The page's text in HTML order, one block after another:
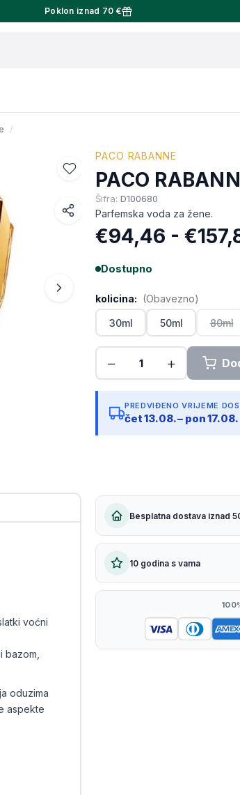
Poklon iznad 70 €
PACO RABANNE
PACO
Šifra: D100680
Parfemska voda za žene.
€94,46 -
Dostupno
kolicina: (Obavezno)
30ml 50ml 80ml
PREDVIĐENO VRIJEME
čet 13.08. – pon 17.08.
Besplatna dostava iznad
10 godina s vama
voćni
bazom,
oduzima
aspekte